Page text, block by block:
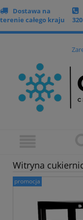
Dostawa na
terenie całego kraju
Witryna
promocja